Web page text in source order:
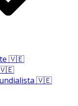
🇻🇪
🇻🇪
🇻🇪